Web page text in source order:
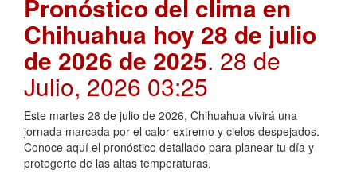
Pronóstico del clima en
Chihuahua hoy 28 de julio
de 2026 de 2025. 28 de
Julio, 2026 03:25
Este martes 28 de julio de 2026, Chihuahua vivirá una
jornada marcada por el calor extremo y cielos despejados.
Conoce aquí el pronóstico detallado para planear tu día y
protegerte de las altas temperaturas.